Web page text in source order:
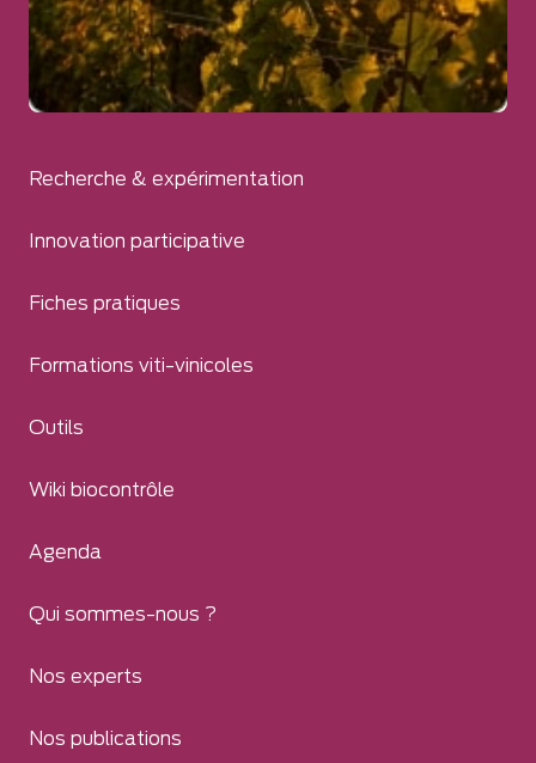
Recherche & expérimentation
Innovation participative
Fiches pratiques
Formations viti-vinicoles
Outils
Wiki biocontrôle
Agenda
Qui sommes-nous ?
Nos experts
Nos publications